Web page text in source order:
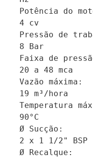
Potência do
4 cv
Pressão de
8 Bar
Faixa de
20 a 48 mca
Vazão máxima:
19 m³/hora
Temperatura
90°C
Ø Sucção:
2 x 1 1/2" BSP
Ø Recalque: